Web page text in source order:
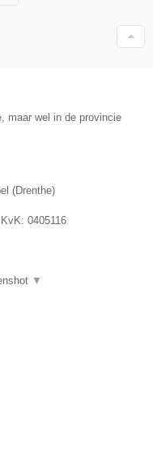
maar wel in de provincie
(Drenthe)
, KvK: 0405116
▼